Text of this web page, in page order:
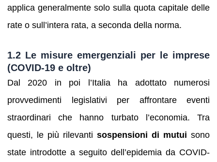
applica generalmente solo sulla quota capitale delle
rate o sull’intera rata, a seconda della norma.
1.2 Le misure emergenziali per le imprese
(COVID-19 e oltre)
Dal 2020 in poi l’Italia ha adottato numerosi
provvedimenti legislativi per affrontare eventi
straordinari che hanno turbato l’economia. Tra
questi, le più rilevanti sospensioni di mutui sono
state introdotte a seguito dell’epidemia da COVID-